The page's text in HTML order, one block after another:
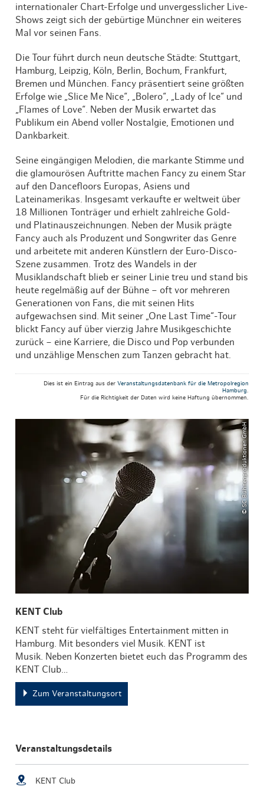
internationaler Chart-Erfolge und unvergesslicher Live-
Shows zeigt sich der gebürtige Münchner ein weiteres
Mal vor seinen Fans.
Die Tour führt durch neun deutsche Städte: Stuttgart,
Hamburg, Leipzig, Köln, Berlin, Bochum, Frankfurt,
Bremen und München. Fancy präsentiert seine größten
Erfolge wie „Slice Me Nice“, „Bolero“, „Lady of Ice“ und
„Flames of Love“. Neben der Musik erwartet das
Publikum ein Abend voller Nostalgie, Emotionen und
Dankbarkeit.
Seine eingängigen Melodien, die markante Stimme und
die glamourösen Auftritte machen Fancy zu einem Star
auf den Dancefloors Europas, Asiens und
Lateinamerikas. Insgesamt verkaufte er weltweit über
18 Millionen Tonträger und erhielt zahlreiche Gold-
und Platinauszeichnungen. Neben der Musik prägte
Fancy auch als Produzent und Songwriter das Genre
und arbeitete mit anderen Künstlern der Euro-Disco-
Szene zusammen. Trotz des Wandels in der
Musiklandschaft blieb er seiner Linie treu und stand bis
heute regelmäßig auf der Bühne – oft vor mehreren
Generationen von Fans, die mit seinen Hits
aufgewachsen sind. Mit seiner „One Last Time“-Tour
blickt Fancy auf über vierzig Jahre Musikgeschichte
zurück – eine Karriere, die Disco und Pop verbunden
und unzählige Menschen zum Tanzen gebracht hat.
Dies ist ein Eintrag aus der Veranstaltungsdatenbank für die Metropolregion
Hamburg.
Für die Richtigkeit der Daten wird keine Haftung übernommen.
© SC Bühnenproduktionen GmbH
KENT Club
KENT steht für vielfältiges Entertainment mitten in
Hamburg. Mit besonders viel Musik. KENT ist
Musik. Neben Konzerten bietet euch das Programm des
KENT Club…
Zum Veranstaltungsort
Veranstaltungsdetails
KENT Club